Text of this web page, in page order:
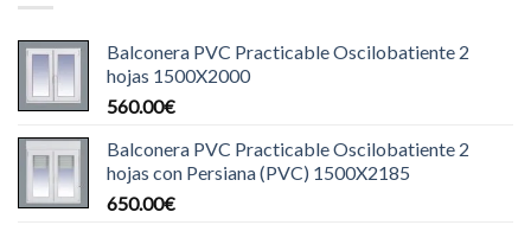
Balconera PVC Practicable Oscilobatiente 2
hojas 1500X2000
560.00€
Balconera PVC Practicable Oscilobatiente 2
hojas con Persiana (PVC) 1500X2185
650.00€